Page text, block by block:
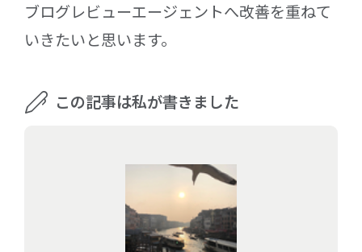
ブログレビューエージェントへ改善を重ねて
いきたいと思います。
この記事は私が書きました